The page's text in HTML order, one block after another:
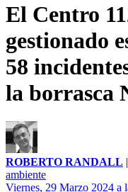
El Centro
gestionado
58
la borrasca
ROBERTO RANDALL |
ambiente
Viernes, 29 Marzo 2024 a